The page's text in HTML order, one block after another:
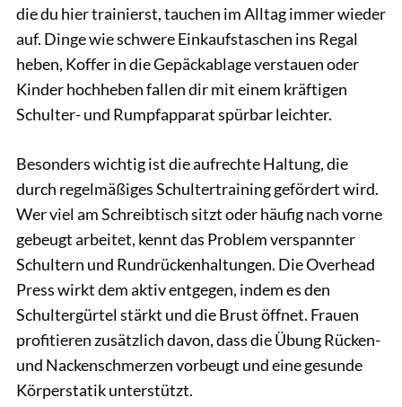
die du hier trainierst, tauchen im Alltag immer wieder
auf. Dinge wie schwere Einkaufstaschen ins Regal
heben, Koffer in die Gepäckablage verstauen oder
Kinder hochheben fallen dir mit einem kräftigen
Schulter- und Rumpfapparat spürbar leichter.
Besonders wichtig ist die aufrechte Haltung, die
durch regelmäßiges Schultertraining gefördert wird.
Wer viel am Schreibtisch sitzt oder häufig nach vorne
gebeugt arbeitet, kennt das Problem verspannter
Schultern und Rundrückenhaltungen. Die Overhead
Press wirkt dem aktiv entgegen, indem es den
Schultergürtel stärkt und die Brust öffnet. Frauen
profitieren zusätzlich davon, dass die Übung Rücken-
und Nackenschmerzen vorbeugt und eine gesunde
Körperstatik unterstützt.